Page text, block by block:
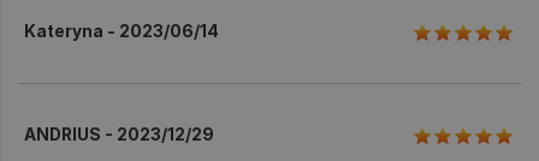
Kateryna - 2023/06/14
ANDRIUS - 2023/12/29